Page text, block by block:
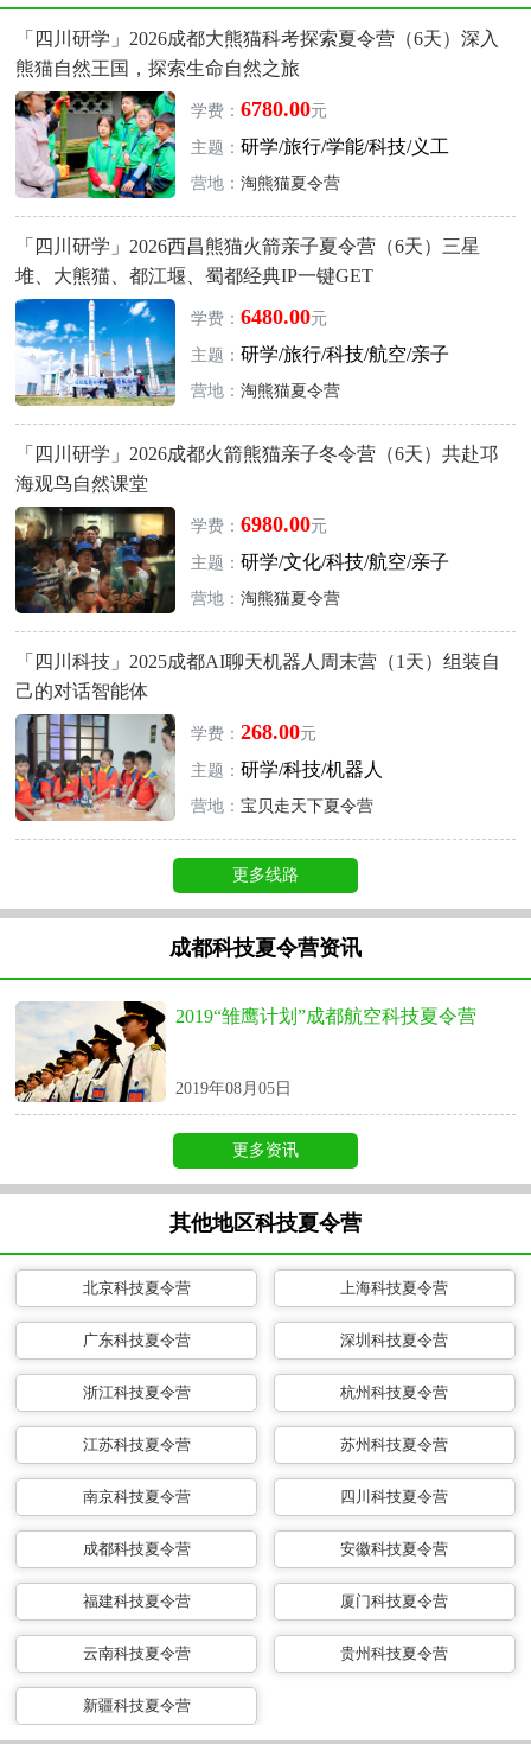
「四川研学」2026成都大熊猫科考探索夏令营（6天）深入
熊猫自然王国，探索生命自然之旅
学费： 6780.00元
主题： 研学/旅行/学能/科技/义工
营地： 淘熊猫夏令营
「四川研学」2026西昌熊猫火箭亲子夏令营（6天）三星
堆、大熊猫、都江堰、蜀都经典IP一键GET
学费： 6480.00元
主题： 研学/旅行/科技/航空/亲子
营地： 淘熊猫夏令营
「四川研学」2026成都火箭熊猫亲子冬令营（6天）共赴邛
海观鸟自然课堂
学费： 6980.00元
主题： 研学/文化/科技/航空/亲子
营地： 淘熊猫夏令营
「四川科技」2025成都AI聊天机器人周末营（1天）组装自
己的对话智能体
学费： 268.00元
主题： 研学/科技/机器人
营地： 宝贝走天下夏令营
更多线路
成都科技夏令营资讯
2019“雏鹰计划”成都航空科技夏令营
2019年08月05日
更多资讯
其他地区科技夏令营
北京科技夏令营 上海科技夏令营
广东科技夏令营 深圳科技夏令营
浙江科技夏令营 杭州科技夏令营
江苏科技夏令营 苏州科技夏令营
南京科技夏令营 四川科技夏令营
成都科技夏令营 安徽科技夏令营
福建科技夏令营 厦门科技夏令营
云南科技夏令营 贵州科技夏令营
新疆科技夏令营